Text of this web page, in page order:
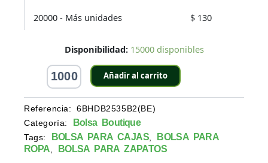
20000 - Más unidades $130
Disponibilidad: 15000 disponibles
Boutique
Biodegradable
Color
Blanco
de
25X35
cm
cantidad
Añadir al carrito
Referencia:6BHDB2535B2(BE)
Categoría:
Bolsa Boutique
Tags: BOLSA PARA CAJAS
BOLSA PARA
ROPA
BOLSA PARA ZAPATOS